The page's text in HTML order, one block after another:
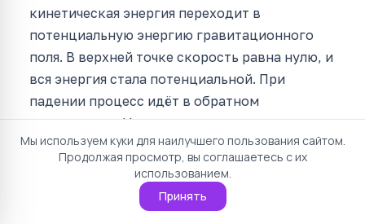
кинетическая энергия переходит в
потенциальную энергию гравитационного
поля. В верхней точке скорость равна нулю, и
вся энергия стала потенциальной. При
падении процесс идёт в обратном
направлении. Наш калькулятор энергии
помогает определить кинетическую
составляющую этого вечного танца
Мы используем куки для наилучшего пользования сайтом.
Продолжая просмотр, вы соглашаетесь с их
использованием.
Принять